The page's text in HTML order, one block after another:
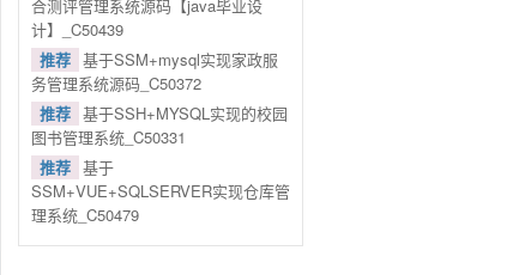
合测评管理系统源码【java毕业设
计】_C50439
推荐 基于SSM+mysql实现家政服
务管理系统源码_C50372
推荐 基于SSH+MYSQL实现的校园
图书管理系统_C50331
推荐 基于
SSM+VUE+SQLSERVER实现仓库管
理系统_C50479